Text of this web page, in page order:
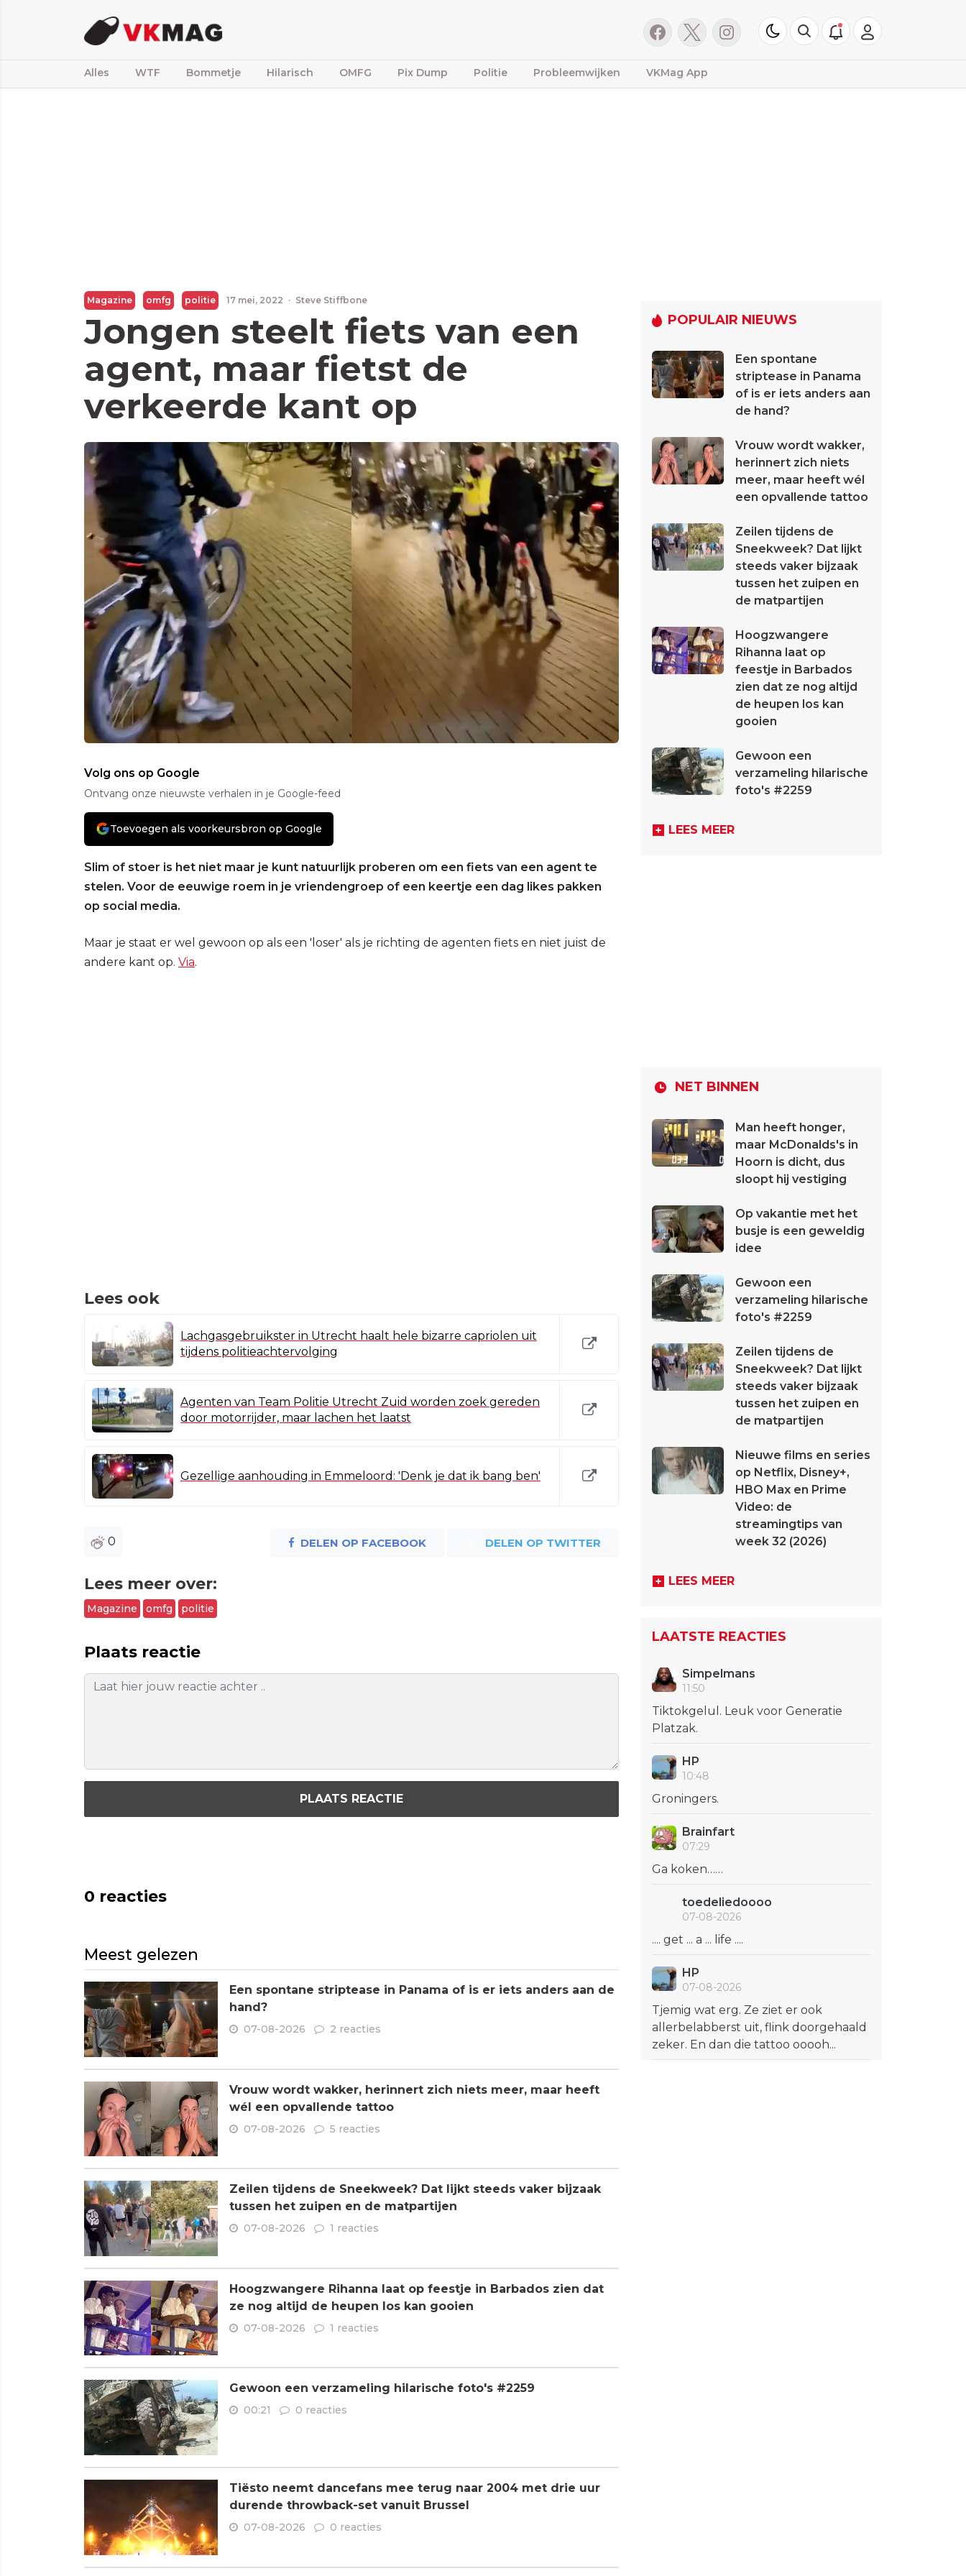
Alles WTF Bommetje Hilarisch OMFG Pix Dump Politie Probleemwijken VKMag App
Magazine omfg politie 17 mei, 2022 · Steve Stiffbone
Jongen steelt fiets van een
agent, maar fietst de
verkeerde kant op
Volg ons op Google
Ontvang onze nieuwste verhalen in je Google-feed
Toevoegen als voorkeursbron op Google
Slim of stoer is het niet maar je kunt natuurlijk proberen om een fiets van een agent te
stelen. Voor de eeuwige roem in je vriendengroep of een keertje een dag likes pakken
op social media.
Maar je staat er wel gewoon op als een 'loser' als je richting de agenten fiets en niet juist de
andere kant op. Via.
Lees ook
Lachgasgebruikster in Utrecht haalt hele bizarre capriolen uit
tijdens politieachtervolging
Agenten van Team Politie Utrecht Zuid worden zoek gereden
door motorrijder, maar lachen het laatst
Gezellige aanhouding in Emmeloord: 'Denk je dat ik bang ben'
0 DELEN OP FACEBOOK DELEN OP TWITTER
Lees meer over:
Magazine omfg politie
Plaats reactie
PLAATS REACTIE
0 reacties
Meest gelezen
Een spontane striptease in Panama of is er iets anders aan de
hand?
07-08-2026 2 reacties
Vrouw wordt wakker, herinnert zich niets meer, maar heeft
wél een opvallende tattoo
07-08-2026 5 reacties
Zeilen tijdens de Sneekweek? Dat lijkt steeds vaker bijzaak
tussen het zuipen en de matpartijen
07-08-2026 1 reacties
Hoogzwangere Rihanna laat op feestje in Barbados zien dat
ze nog altijd de heupen los kan gooien
07-08-2026 1 reacties
Gewoon een verzameling hilarische foto's #2259
00:21 0 reacties
Tiësto neemt dancefans mee terug naar 2004 met drie uur
durende throwback-set vanuit Brussel
07-08-2026 0 reacties
POPULAIR NIEUWS
Een spontane
striptease in Panama
of is er iets anders aan
de hand?
Vrouw wordt wakker,
herinnert zich niets
meer, maar heeft wél
een opvallende tattoo
Zeilen tijdens de
Sneekweek? Dat lijkt
steeds vaker bijzaak
tussen het zuipen en
de matpartijen
Hoogzwangere
Rihanna laat op
feestje in Barbados
zien dat ze nog altijd
de heupen los kan
gooien
Gewoon een
verzameling hilarische
foto's #2259
LEES MEER
NET BINNEN
Man heeft honger,
maar McDonalds's in
Hoorn is dicht, dus
sloopt hij vestiging
Op vakantie met het
busje is een geweldig
idee
Gewoon een
verzameling hilarische
foto's #2259
Zeilen tijdens de
Sneekweek? Dat lijkt
steeds vaker bijzaak
tussen het zuipen en
de matpartijen
Nieuwe films en series
op Netflix, Disney+,
HBO Max en Prime
Video: de
streamingtips van
week 32 (2026)
LEES MEER
LAATSTE REACTIES
Simpelmans
11:50
Tiktokgelul. Leuk voor Generatie
Platzak.
HP
10:48
Groningers.
Brainfart
07:29
Ga koken……
toedeliedoooo
07-08-2026
.... get ... a ... life ....
HP
07-08-2026
Tjemig wat erg. Ze ziet er ook
allerbelabberst uit, flink doorgehaald
zeker. En dan die tattoo ooooh...